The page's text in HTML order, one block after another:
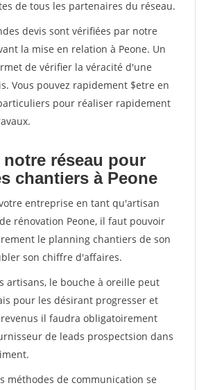
de tous les partenaires du réseau.
devis sont vérifiées par notre
la mise en relation à Peone. Un
de vérifier la véracité d'une
Vous pouvez rapidement $etre en
pour réaliser rapidement
réseau pour
chantiers à Peone
entreprise en tant qu'artisan
rénovation Peone, il faut pouvoir
le planning chantiers de son
son chiffre d'affaires.
artisans, le bouche à oreille peut
pour les désirant progresser et
il faudra obligatoirement
de leads prospectsion dans
méthodes de communication se